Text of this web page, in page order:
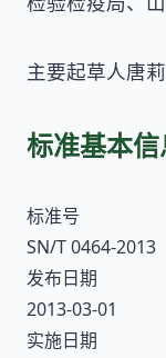
主要起草人唐
标准基本
标准号
SN/T 0464-2013
发布日期
2013-03-01
实施日期